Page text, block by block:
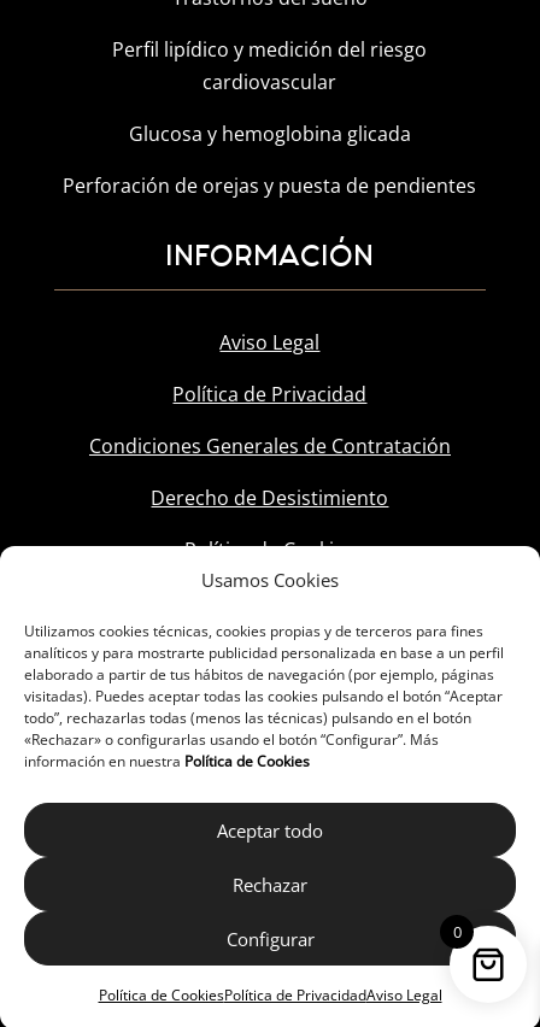
Usamos Cookies
Utilizamos cookies técnicas, cookies propias y de terceros para fines
analíticos y para mostrarte publicidad personalizada en base a un perfil
elaborado a partir de tus hábitos de navegación (por ejemplo, páginas
visitadas). Puedes aceptar todas las cookies pulsando el botón “Aceptar
todo”, rechazarlas todas (menos las técnicas) pulsando en el botón
«Rechazar» o configurarlas usando el botón “Configurar”. Más
información en nuestra Política de Cookies
Aceptar todo
Rechazar
Configurar
Política de CookiesPolítica de PrivacidadAviso Legal
Perfil lipídico y medición del riesgo
cardiovascular
Glucosa y hemoglobina glicada
Perforación de orejas y puesta de pendientes
INFORMACIÓN
Aviso Legal
Política de Privacidad
Condiciones Generales de Contratación
Derecho de Desistimiento
Política de Cookies
0